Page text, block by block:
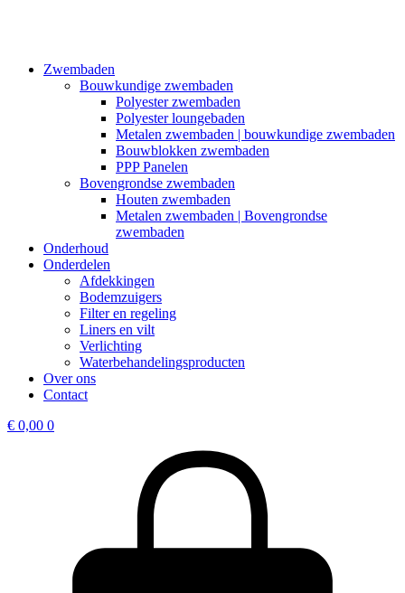
Zwembaden
Bouwkundige zwembaden
Polyester zwembaden
Polyester loungebaden
Metalen zwembaden | bouwkundige zwembaden
Bouwblokken zwembaden
PPP Panelen
Bovengrondse zwembaden
Houten zwembaden
Metalen zwembaden | Bovengrondse
zwembaden
Onderhoud
Onderdelen
Afdekkingen
Bodemzuigers
Filter en regeling
Liners en vilt
Verlichting
Waterbehandelingsproducten
Over ons
Contact
€ 0,00 0